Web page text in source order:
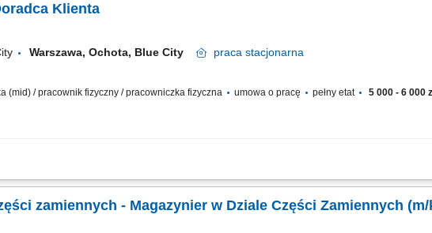
Klienta
Warszawa, Ochota, Blue City praca stacjonarna
(mid) / pracownik fizyczny / pracowniczka fizyczna umowa o pracę pełny etat 5 000 - 6 000
obsługa klientów oraz doradztwo podczas zakupów. Obsługa kasy fiskalnej i realizacja
zamiennych - Magazynier w Dziale Części Zamiennych (m/